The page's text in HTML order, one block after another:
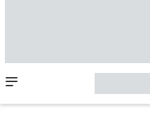
Menu